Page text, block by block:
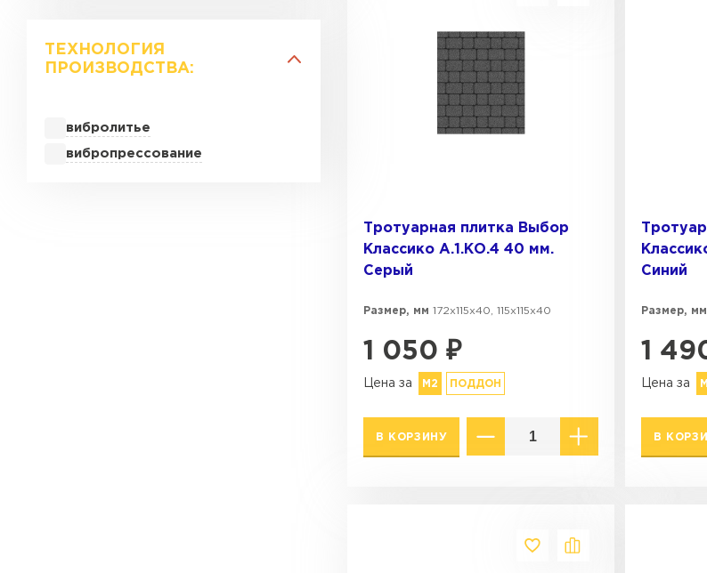
ТЕХНОЛОГИЯ
ПРОИЗВОДСТВА:
вибролитье
вибропрессование
Тротуарная плитка Выбор
Классико А.1.КО.4 40 мм.
Серый
Размер, мм 172х115х40, 115х115х40
1 050 ₽
Цена за М2 ПОДДОН
В КОРЗИНУ
Синий
Размер, мм
1
Цена за
В